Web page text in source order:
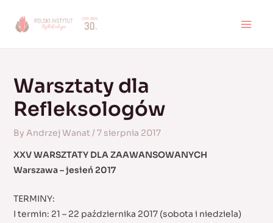
Warsztaty dla
Refleksologów
By Andrzej Wanat/7 sierpnia 2017
XXV WARSZTATY DLA ZAAWANSOWANYCH
Warszawa – jesień 2017
TERMINY:
I termin: 21 – 22 października 2017 (sobota i niedziela)